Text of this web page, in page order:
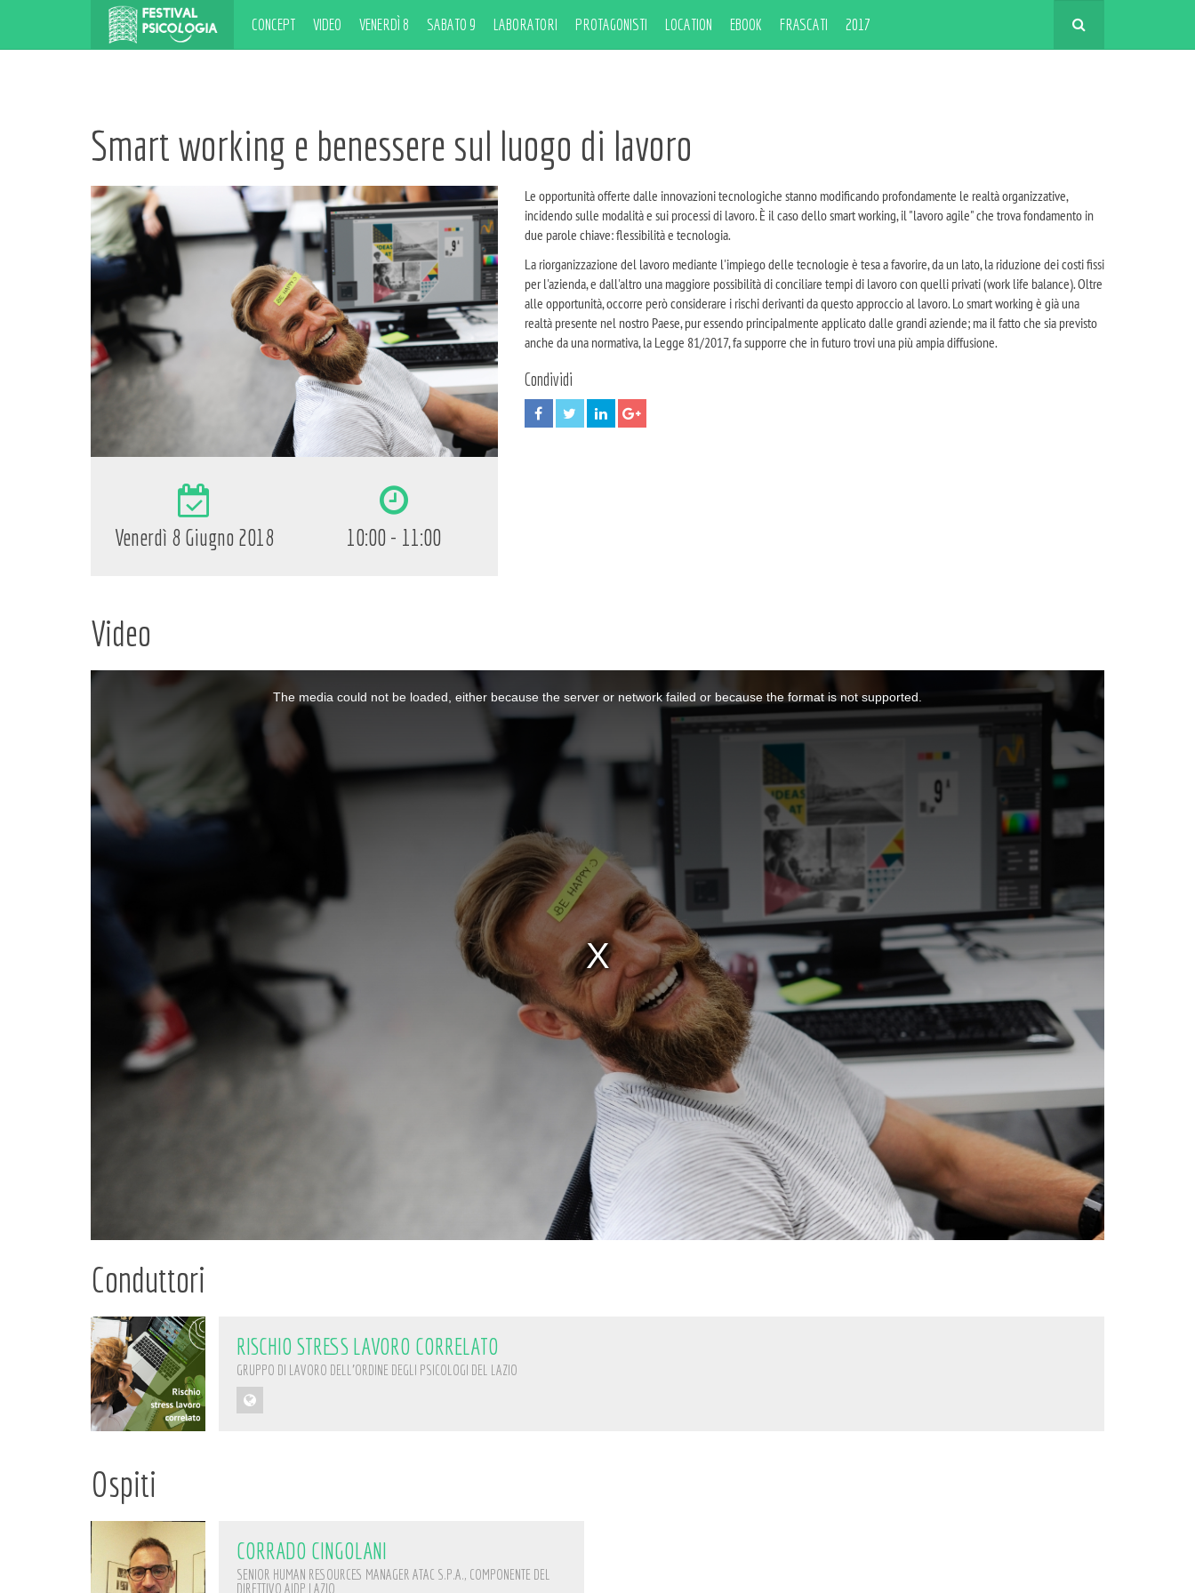
CONCEPT VIDEO VENERDÌ 8 SABATO 9 LABORATORI PROTAGONISTI LOCATION EBOOK FRASCATI 2017
Smart working e benessere sul luogo di lavoro
Venerdì 8 Giugno 2018 10:00 - 11:00
Le opportunità offerte dalle innovazioni tecnologiche stanno modificando profondamente le realtà organizzative,
incidendo sulle modalità e sui processi di lavoro. È il caso dellosmart working, il "lavoro agile"che trova fondamento in
due parole chiave: flessibilità e tecnologia.
La riorganizzazione del lavoro mediante l'impiego delle tecnologie è tesa a favorire, da un lato, la riduzione dei costi fissi
per l'azienda, e dall'altro una maggiore possibilità di conciliare tempi di lavoro con quelli privati (work life balance). Oltre
alle opportunità, occorre però considerare i rischi derivanti da questo approccio al lavoro. Lo smart working è già una
realtà presente nel nostro Paese, pur essendo principalmente applicato dalle grandi aziende; ma il fatto che sia previsto
anche da una normativa, la Legge 81/2017, fa supporre che in futuro trovi una più ampia diffusione.
Condividi
Video
The media could not be loaded, either because the server or network failed or because the format is not supported.
Conduttori
RISCHIO STRESS LAVORO CORRELATO
GRUPPO DI LAVORO DELL'ORDINE DEGLI PSICOLOGI DEL LAZIO
Ospiti
CORRADO CINGOLANI
SENIOR HUMAN RESOURCES MANAGER ATAC S.P.A., COMPONENTE DEL
DIRETTIVO AIDP LAZIO